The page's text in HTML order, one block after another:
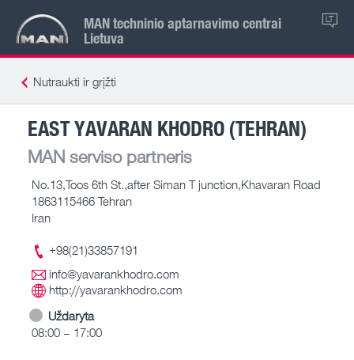
MAN techninio aptarnavimo centrai
Lietuva
LT
Nutraukti ir grįžti
EAST YAVARAN KHODRO (TEHRAN)
MAN serviso partneris
No.13,Toos 6th St.,after Siman T junction,Khavaran Road
1863115466 Tehran
Iran
+98(21)33857191
info@yavarankhodro.com
http://yavarankhodro.com
Uždaryta
08:00 – 17:00